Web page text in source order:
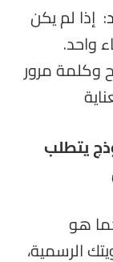
: إذا لم يكن
واحد.
وكلمة مرور
يتطلب
الرسمية،